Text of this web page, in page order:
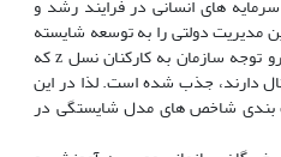
های انسانی در فرایند رشد و
مدیریت دولتی را به توسعه شایسته
سالاری معطوف ساخته است.از اینرو توجه سازمان به کارکنان نسل z که
دارند، جذب شده است. لذا در این
بندی شاخص های مدل شایستگی در